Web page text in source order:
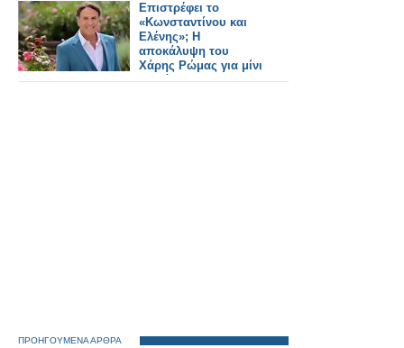
Επιστρέφει το
«Κωνσταντίνου και
Ελένης»; Η
αποκάλυψη του
Χάρης Ρώμας για μίνι
σειρά
ΠΡΟΗΓΟΥΜΕΝΑ ΑΡΘΡΑ